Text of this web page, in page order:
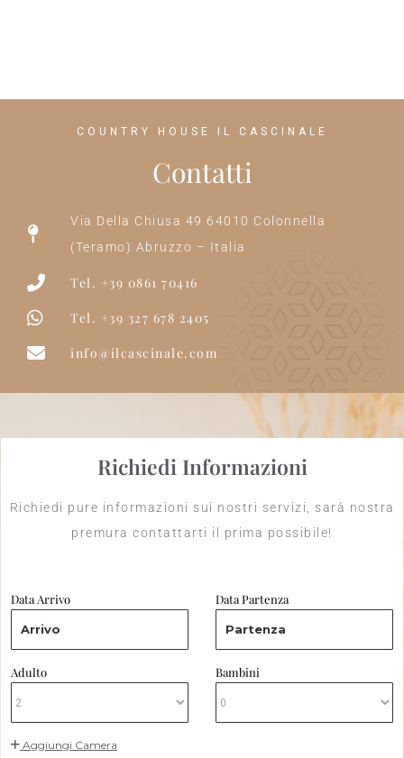
COUNTRY HOUSE IL CASCINALE
Contatti
Via Della Chiusa 49 64010 Colonnella
(Teramo) Abruzzo – Italia
Tel. +39 0861 70416
Tel. +39 327 678 2405
info@ilcascinale.com
Richiedi Informazioni
Richiedi pure informazioni sui nostri servizi, sarà nostra
premura contattarti il prima possibile!
Data Arrivo
Arrivo
Data Partenza
Partenza
Adulto Bambini
Aggiungi Camera